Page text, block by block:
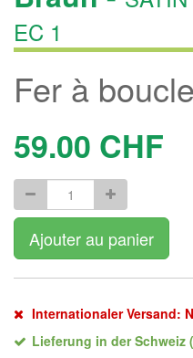
EC 1
Fer à
59.00 CHF
Ajouter au panier
Internationaler Versand:
Lieferung in der Schweiz